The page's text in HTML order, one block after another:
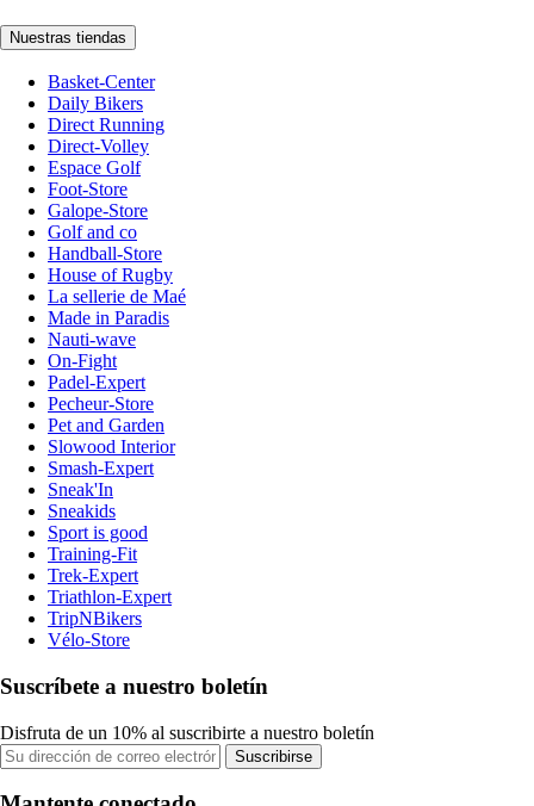
Nuestras tiendas
Basket-Center
Daily Bikers
Direct Running
Direct-Volley
Espace Golf
Foot-Store
Galope-Store
Golf and co
Handball-Store
House of Rugby
La sellerie de Maé
Made in Paradis
Nauti-wave
On-Fight
Padel-Expert
Pecheur-Store
Pet and Garden
Slowood Interior
Smash-Expert
Sneak'In
Sneakids
Sport is good
Training-Fit
Trek-Expert
Triathlon-Expert
TripNBikers
Vélo-Store
Suscríbete a nuestro boletín
Disfruta de un 10% al suscribirte a nuestro boletín
Suscribirse